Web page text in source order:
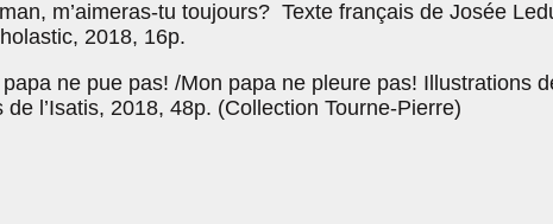
m’aimeras-tu toujours? Texte français de Josée
2018, 16p.
ne pue pas! /Mon papa ne pleure pas! Illustrations
l’Isatis, 2018, 48p. (Collection Tourne-Pierre)